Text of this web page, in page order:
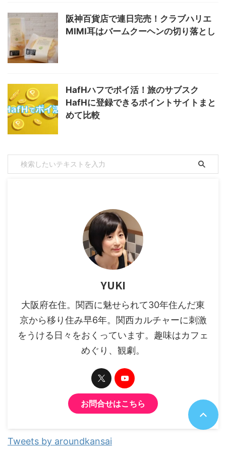
阪神百貨店で連日完売！クラブハリエ
MIMI耳はバームクーヘンの切り落とし
HafHハフでポイ活！旅のサブスク
HafHに登録できるポイントサイトまと
めて比較
YUKI
大阪府在住。関西に魅せられて30年住んだ東
京から移り住み早6年。関西カルチャーに刺激
をうける日々をおくっています。趣味はカフェ
めぐり、観劇。
お問合せはこちら
Tweets by aroundkansai